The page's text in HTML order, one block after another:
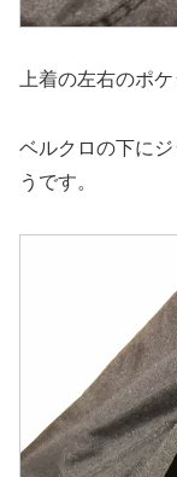
上着の左右のポケ
ベルクロの下に
うです。